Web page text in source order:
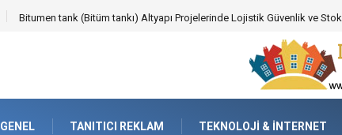
Güvenilir Chip Satışı: Kesintisiz Poker Deneyimi İçin Profesyonel Destek
GENEL TANITICI REKLAM TEKNOLOJI & İNTERNET